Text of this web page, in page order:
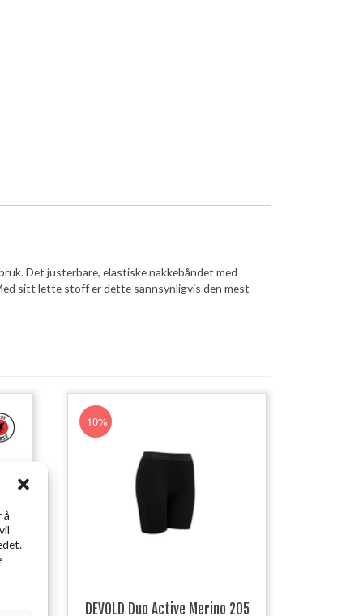
å
Det justerbare, elastiske nakkebåndet med
sitt lette stoff er dette sannsynligvis den mest
10%
DEVOLD Duo Active Merino 205